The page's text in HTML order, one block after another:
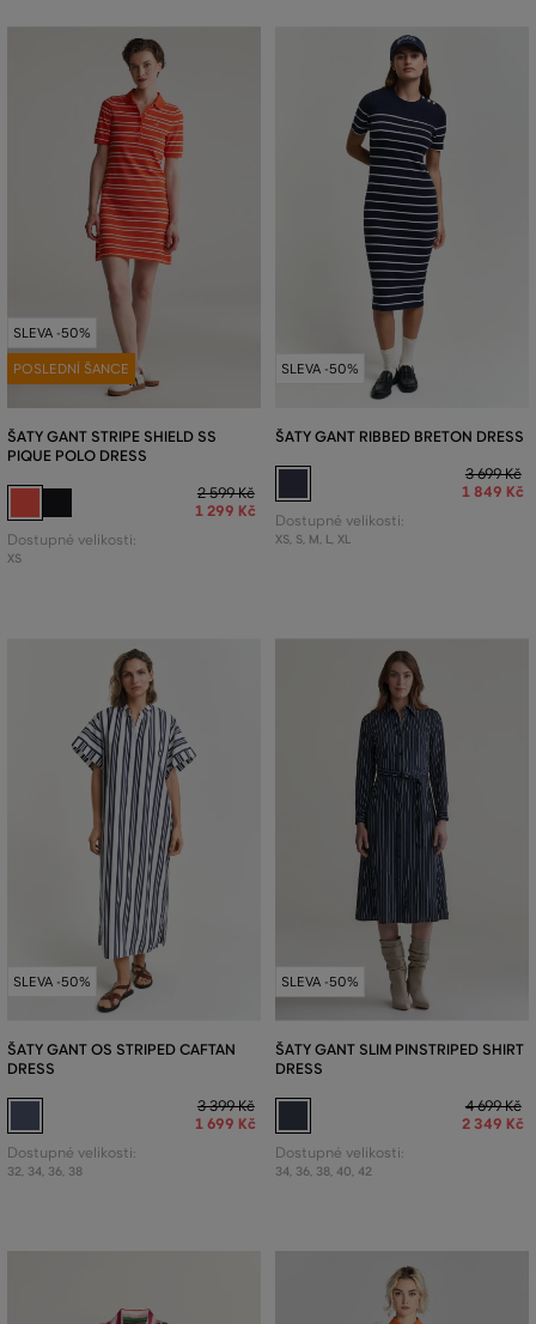
SLEVA -50%
POSLEDNÍ ŠANCE
ŠATY GANT STRIPE SHIELD SS
PIQUE POLO DRESS
2 599 Kč
1 299 Kč
Dostupné velikosti:
XS
SLEVA -50%
ŠATY GANT RIBBED BRETON DRESS
3 699 Kč
1 849 Kč
Dostupné velikosti:
XS, S, M, L, XL
SLEVA -50%
ŠATY GANT OS STRIPED CAFTAN
DRESS
3 399 Kč
1 699 Kč
Dostupné velikosti:
32 34 36, 38
SLEVA -50%
ŠATY GANT SLIM PINSTRIPED SHIRT
DRESS
4 699 Kč
2 349 Kč
Dostupné velikosti:
34 36, 38, 40 42